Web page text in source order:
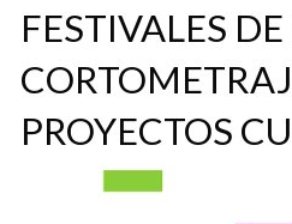
FESTIVALES
PROYECTOS